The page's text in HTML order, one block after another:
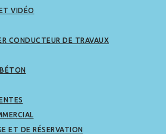
VIDÉO
CONDUCTEUR DE TRAVAUX
ET DE RÉSERVATION